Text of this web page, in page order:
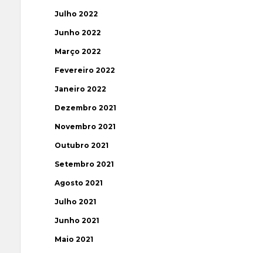
Julho 2022
Junho 2022
Março 2022
Fevereiro 2022
Janeiro 2022
Dezembro 2021
Novembro 2021
Outubro 2021
Setembro 2021
Agosto 2021
Julho 2021
Junho 2021
Maio 2021